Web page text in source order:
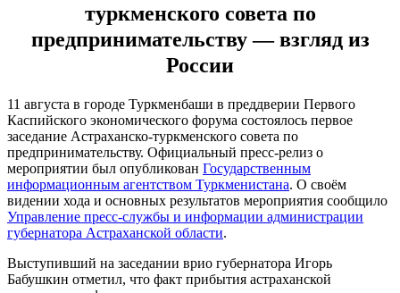
туркменского совета по
предпринимательству — взгляд из
России
11 августа в городе Туркменбаши в преддверии Первого
Каспийского экономического форума состоялось первое
заседание Астраханско-туркменского совета по
предпринимательству. Официальный пресс-релиз о
мероприятии был опубликован Государственным
информационным агентством Туркменистана. О своём
видении хода и основных результатов мероприятия сообщило
Управление пресс-службы и информации администрации
губернатора Астраханской области.
Выступивший на заседании врио губернатора Игорь
Бабушкин отметил, что факт прибытия астраханской